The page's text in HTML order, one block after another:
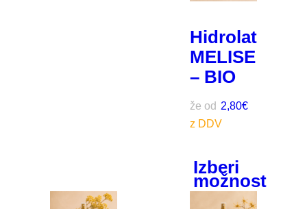
Hidrolat
MELISE
– BIO
že od 2,80€
Izberi
možnost